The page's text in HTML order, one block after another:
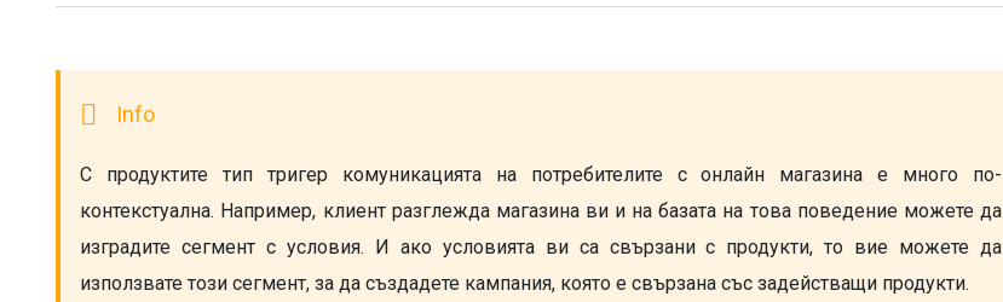
С продуктите тип тригер комуникацията на потребителите с онлайн магазина е много по-
контекстуална. Например, клиент разглежда магазина ви и на базата на това поведение можете да
изградите сегмент с условия. И ако условията ви са свързани с продукти, то вие можете да
използвате този сегмент, за да създадете кампания, която е свързана със задействащи продукти.